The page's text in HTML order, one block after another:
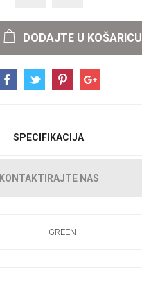
DODAJTE U KOŠARICU
SPECIFIKACIJA
KONTAKTIRAJTE NAS
GREEN